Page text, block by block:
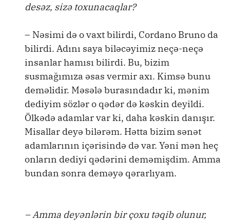
desəz, sizə toxunacaqlar?
– Nəsimi də o vaxt bilirdi, Cordano Bruno da
bilirdi. Adını saya biləcəyimiz neçə-neçə
insanlar hamısı bilirdi. Bu, bizim
susmağımıza əsas vermir axı. Kimsə bunu
deməlidir. Məsələ burasındadır ki, mənim
dediyim sözlər o qədər də kəskin deyildi.
Ölkədə adamlar var ki, daha kəskin danışır.
Misallar deyə bilərəm. Hətta bizim sənət
adamlarının içərisində də var. Yəni mən heç
onların dediyi qədərini deməmişdim. Amma
bundan sonra deməyə qərarlıyam.
– Amma deyənlərin bir çoxu təqib olunur,